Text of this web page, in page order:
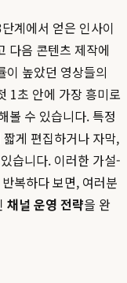
계에서 얻은 인사이
다음 콘텐츠 제작에
이 높았던 영상들의
1초 안에 가장 흥미로
볼 수 있습니다. 특정
게 편집하거나 자막,
습니다. 이러한 가설-
복하다 보면, 여러분
채널 운영 전략을 완